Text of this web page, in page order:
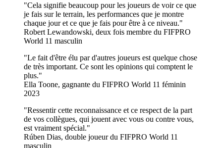
Cela signifie beaucoup pour les joueurs de voir ce que
je fais sur le terrain, les performances que je montre
chaque jour et ce que je fais pour être à ce niveau.
Robert Lewandowski, deux fois membre du FIFPRO
World 11 masculin
Le fait d'être élu par d'autres joueurs est quelque chose
de très important. Ce sont les opinions qui comptent le
plus.
Ella Toone, gagnante du FIFPRO World 11 féminin
2023
Ressentir cette reconnaissance et ce respect de la part
de vos collègues, qui jouent avec vous ou contre vous,
est vraiment spécial.
Rúben Dias, double joueur du FIFPRO World 11
masculin